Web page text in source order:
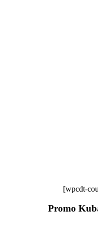
[wpcdt-
Promo